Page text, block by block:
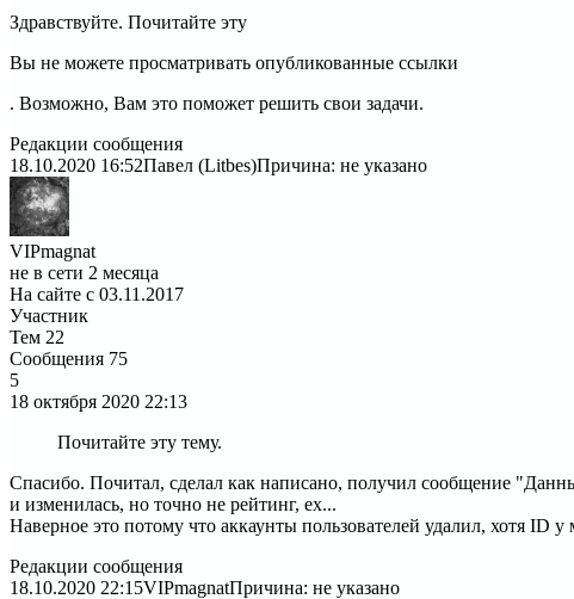
Здравствуйте. Почитайте эту
Вы не можете просматривать опубликованные ссылки
. Возможно, Вам это поможет решить свои задачи.
Редакции сообщения
18.10.2020 16:52Павел (Litbes)Причина: не указано
VIPmagnat
не в сети 2 месяца
На сайте с 03.11.2017
Участник
Тем 22
Сообщения 75
5
18 октября 2020 22:13
Почитайте эту тему.
Спасибо. Почитал, сделал как написано, получил сообщение
и изменилась, но точно не рейтинг, ех...
Наверное это потому что аккаунты пользователей удалил, хотя ID у
Редакции сообщения
18.10.2020 22:15VIPmagnatПричина: не указано